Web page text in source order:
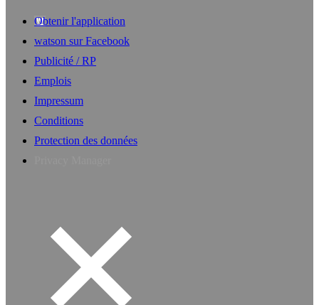
Obtenir l'application
watson sur Facebook
Publicité / RP
Emplois
Impressum
Conditions
Protection des données